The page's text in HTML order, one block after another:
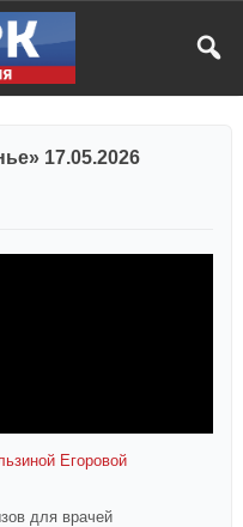
17.05.2026
Егоровой
для врачей